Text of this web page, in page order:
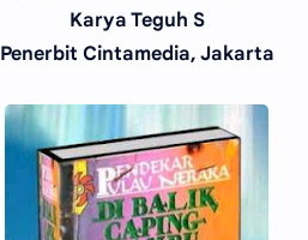
Karya Teguh S
Penerbit Cintamedia, Jakarta